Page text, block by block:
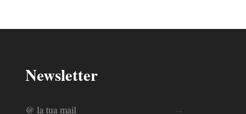
Newsletter